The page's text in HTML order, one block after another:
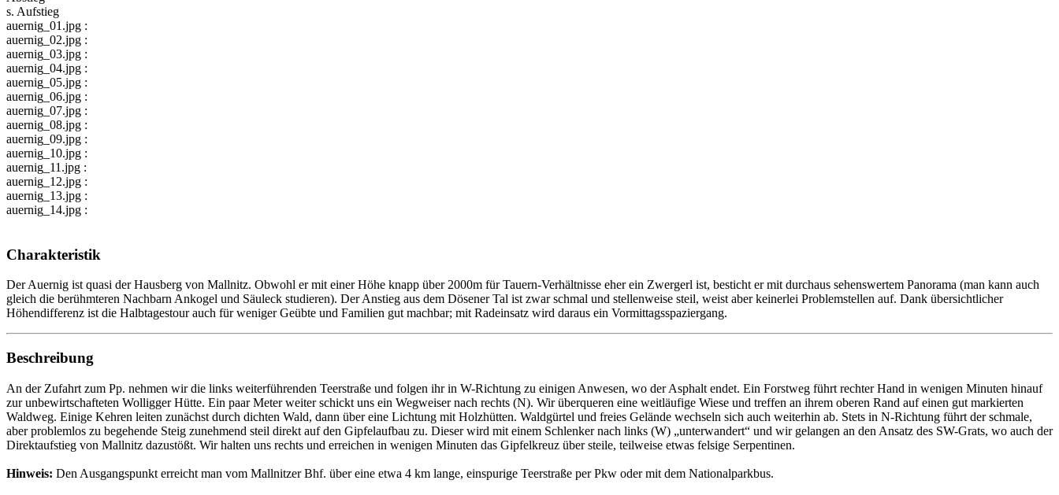
s. Aufstieg
auernig_01.jpg :
auernig_02.jpg :
auernig_03.jpg :
auernig_04.jpg :
auernig_05.jpg :
auernig_06.jpg :
auernig_07.jpg :
auernig_08.jpg :
auernig_09.jpg :
auernig_10.jpg :
auernig_11.jpg :
auernig_12.jpg :
auernig_13.jpg :
auernig_14.jpg :
Charakteristik
Der Auernig ist quasi der Hausberg von Mallnitz. Obwohl er mit einer Höhe knapp über 2000m für Tauern-Verhältnisse eher ein Zwergerl ist, besticht er mit durchaus sehenswertem Panorama (man kann auch
gleich die berühmteren Nachbarn Ankogel und Säuleck studieren). Der Anstieg aus dem Dösener Tal ist zwar schmal und stellenweise steil, weist aber keinerlei Problemstellen auf. Dank übersichtlicher
Höhendifferenz ist die Halbtagestour auch für weniger Geübte und Familien gut machbar; mit Radeinsatz wird daraus ein Vormittagsspaziergang.
Beschreibung
An der Zufahrt zum Pp. nehmen wir die links weiterführenden Teerstraße und folgen ihr in W-Richtung zu einigen Anwesen, wo der Asphalt endet. Ein Forstweg führt rechter Hand in wenigen Minuten hinauf
zur unbewirtschafteten Wolligger Hütte. Ein paar Meter weiter schickt uns ein Wegweiser nach rechts (N). Wir überqueren eine weitläufige Wiese und treffen an ihrem oberen Rand auf einen gut markierten
Waldweg. Einige Kehren leiten zunächst durch dichten Wald, dann über eine Lichtung mit Holzhütten. Waldgürtel und freies Gelände wechseln sich auch weiterhin ab. Stets in N-Richtung führt der schmale,
aber problemlos zu begehende Steig zunehmend steil direkt auf den Gipfelaufbau zu. Dieser wird mit einem Schlenker nach links (W) „unterwandert“ und wir gelangen an den Ansatz des SW-Grats, wo auch der
Direktaufstieg von Mallnitz dazustößt. Wir halten uns rechts und erreichen in wenigen Minuten das Gipfelkreuz über steile, teilweise etwas felsige Serpentinen.
Hinweis: Den Ausgangspunkt erreicht man vom Mallnitzer Bhf. über eine etwa 4 km lange, einspurige Teerstraße per Pkw oder mit dem Nationalparkbus.